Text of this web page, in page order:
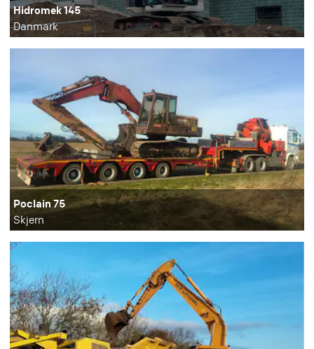
Hidromek 145
Danmark
Poclain 75
Skjern